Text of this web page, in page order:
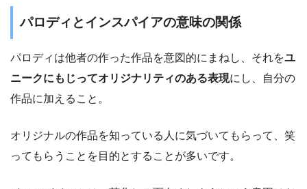
パロディとインスパイアの意味の関係
パロディは他者の作った作品を意図的にまねし、それをユ
ニークにもじってオリジナリティのある表現にし、自分の
作品に加えること。
オリジナルの作品を知っている人に気づいてもらって、笑
ってもらうことを目的とすることが多いです。